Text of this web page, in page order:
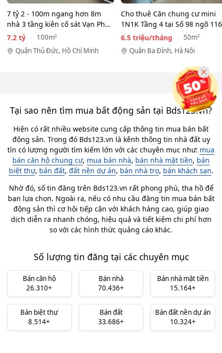
7 tỷ 2 - 100m ngang hơn 8m
nhà 3 tầng kiên cố sát Vạn Phúc
City - HẺM XE HƠI…
7.2 tỷ
100m²
Quận Thủ Đức, Hồ Chí Minh
Cho thuê Căn chung cư mini
1N1K Tầng 4 tại Số 98 ngõ 116
Phan Kế Bính, Ba Đình.…
6.5 triệu/tháng
50m²
Quận Ba Đình, Hà Nội
Tại sao nên tìm mua bất động sản tại Bds123.vn?
Hiện có rất nhiều website cung cấp thông tin mua bán bất
động sản. Trong đó Bds123.vn là kênh thông tin nhà đất uy
tín có lượng người tìm kiếm lớn với các chuyên mục như: mua
bán căn hộ chung cư, mua bán nhà, bán nhà mặt tiền, bán
biệt thự, bán đất, đất nền dự án, bán nhà trọ, bán khách sạn.
Nhờ đó, số tin đăng trên Bds123.vn rất phong phú, tha hồ để
bạn lựa chọn. Ngoài ra, nếu có nhu cầu đăng tin mua bán bất
động sản thì cơ hội tiếp cận với khách hàng cao, giúp giao
dịch diễn ra nhanh chóng, hiệu quả và tiết kiệm chi phí hơn
so với các hình thức quảng cáo khác.
Số lượng tin đăng tại các chuyên mục
Bán căn hộ
26.310+
Bán nhà
70.436+
Bán nhà mặt tiền
15.164+
Bán biệt thự
8.514+
Bán đất
33.686+
Bán đất nền dự án
10.324+